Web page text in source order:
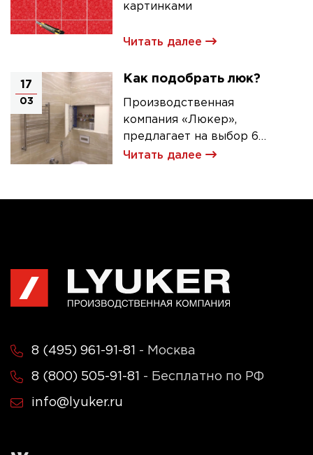
картинками
Читать далее
17
03
Как подобрать люк?
Производственная
компания «Люкер»,
предлагает на выбор 6
моделей ревизионных
Читать далее
8 (495) 961-91-81 - Москва
8 (800) 505-91-81 - Бесплатно по РФ
info@lyuker.ru